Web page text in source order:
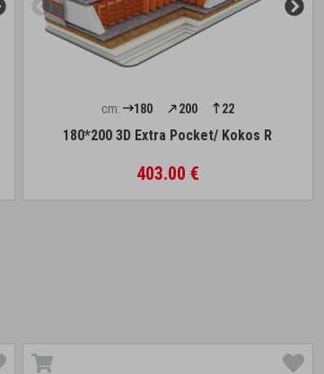
cm: 180 200 22
180*200 3D Extra Pocket/ Kokos R
403.00 €